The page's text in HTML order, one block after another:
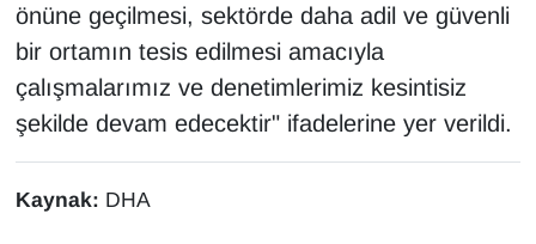
önüne geçilmesi, sektörde daha adil ve güvenli
bir ortamın tesis edilmesi amacıyla
çalışmalarımız ve denetimlerimiz kesintisiz
şekilde devam edecektir" ifadelerine yer verildi.
Kaynak: DHA